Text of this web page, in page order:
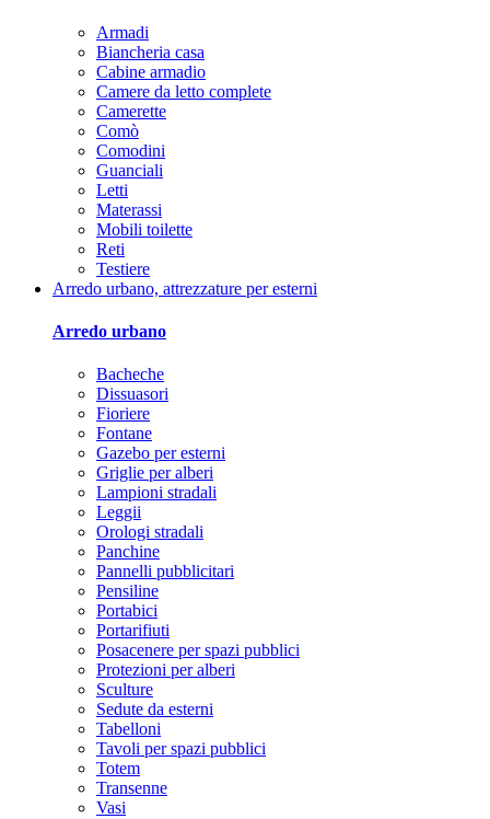
Armadi
Biancheria casa
Cabine armadio
Camere da letto complete
Camerette
Comò
Comodini
Guanciali
Letti
Materassi
Mobili toilette
Reti
Testiere
Arredo urbano, attrezzature per esterni
Arredo urbano
Bacheche
Dissuasori
Fioriere
Fontane
Gazebo per esterni
Griglie per alberi
Lampioni stradali
Leggii
Orologi stradali
Panchine
Pannelli pubblicitari
Pensiline
Portabici
Portarifiuti
Posacenere per spazi pubblici
Protezioni per alberi
Sculture
Sedute da esterni
Tabelloni
Tavoli per spazi pubblici
Totem
Transenne
Vasi